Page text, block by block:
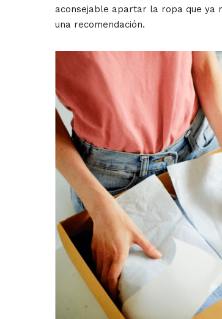
aconsejable apartar la ropa que ya
una recomendación.